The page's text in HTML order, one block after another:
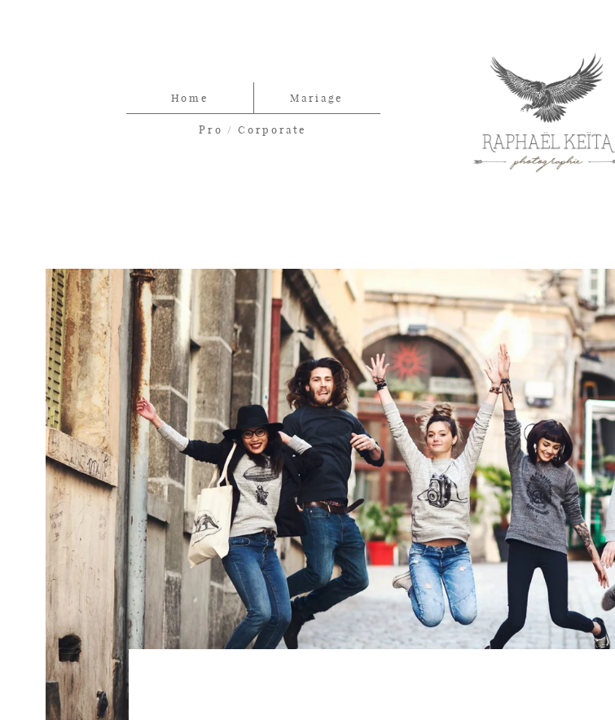
Home Mariage
Pro / Corporate